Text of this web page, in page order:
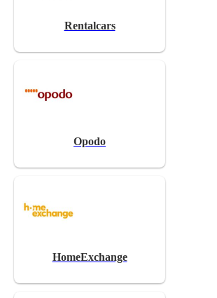
Rentalcars
Opodo
HomeExchange